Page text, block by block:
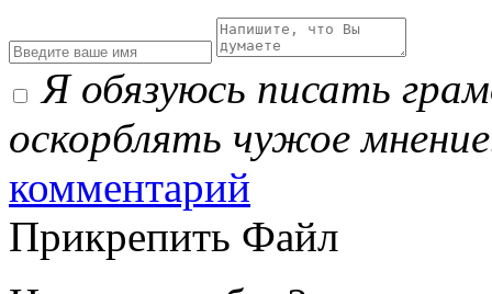
Я обязуюсь писать
оскорблять чужое
комментарий
Прикрепить Файл